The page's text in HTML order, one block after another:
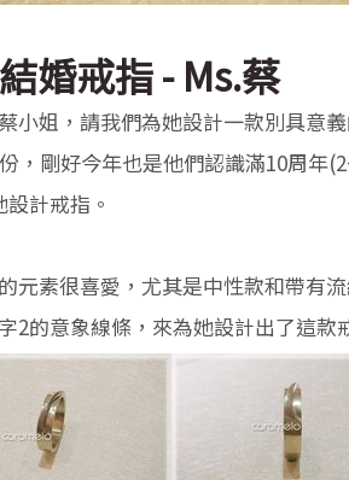
婚戒指 - Ms.蔡
小姐，請我們為她設計一款別具意義
，剛好今年也是他們認識滿10周年
計戒指。
元素很喜愛，尤其是中性款和帶有流
2的意象線條，來為她設計出了這款